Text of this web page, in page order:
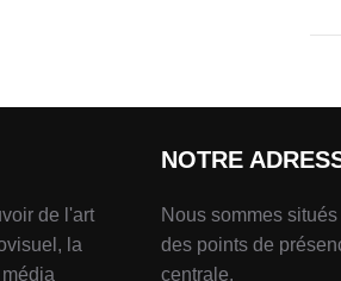
de l'art
la
NOTRE
Nous sommes
des points de
centrale.